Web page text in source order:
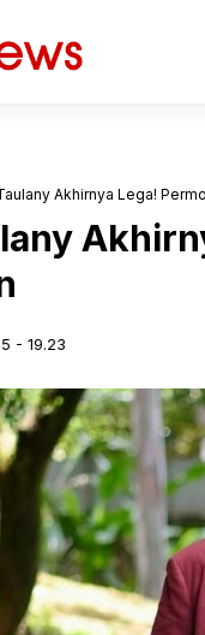
Akhirnya Lega!
- 19.23